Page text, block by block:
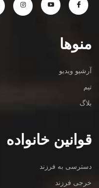
منوها
آرشیو ویدیو
تیم
بلاگ
قوانین خانواده
دسترسی به فرزند
خرجی فرزند